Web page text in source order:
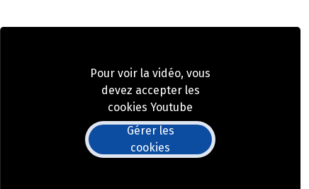
Pour voir la vidéo, vous
devez accepter les
cookies Youtube
Gérer les
cookies